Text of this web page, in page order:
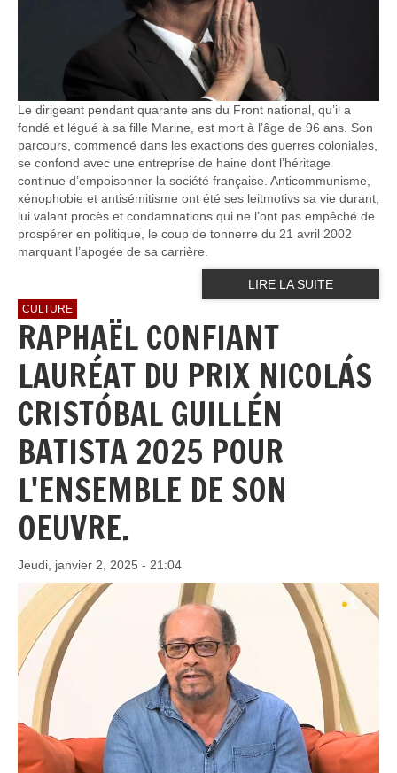
Le dirigeant pendant quarante ans du Front national, qu’il a
fondé et légué à sa fille Marine, est mort à l’âge de 96 ans. Son
parcours, commencé dans les exactions des guerres coloniales,
se confond avec une entreprise de haine dont l’héritage
continue d’empoisonner la société française. Anticommunisme,
xénophobie et antisémitisme ont été ses leitmotivs sa vie durant,
lui valant procès et condamnations qui ne l’ont pas empêché de
prospérer en politique, le coup de tonnerre du 21 avril 2002
marquant l’apogée de sa carrière.
LIRE LA SUITE
CULTURE
RAPHAËL CONFIANT
LAURÉAT DU PRIX NICOLÁS
CRISTÓBAL GUILLÉN
BATISTA 2025 POUR
L'ENSEMBLE DE SON
OEUVRE.
Jeudi, janvier 2, 2025 - 21:04